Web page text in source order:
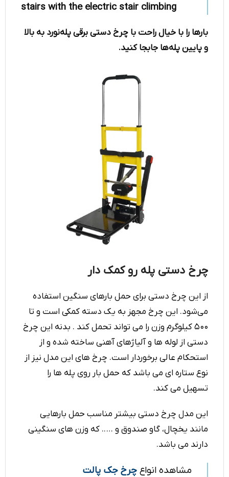
stairs with the electric stair climbing
بارها را با خیال راحت با چرخ دستی برقی پله‌نورد به بالا
و پایین پله‌ها جابجا کنید.
چرخ دستی پله رو کمک دار
از این چرخ دستی برای حمل بارهای سنگین استفاده
می‌شود. این چرخ مجهز به یک دسته کمکی است و تا
۵۰۰ کیلوگرم وزن را می تواند تحمل کند . بدنه این چرخ
دستی از لوله ها و آلیاژهای آهنی ساخته شده و از
استحکام عالی برخوردار است. چرخ های این مدل نیز از
نوع ستاره ای می باشد که حمل بار روی پله ها را
تسهیل می کند.
این مدل چرخ دستی بیشتر مناسب حمل بارهایی
مانند یخچال، گاو صندوق و ….. که وزن های سنگینی
دارند می باشد.
مشاهده انواع چرخ جک پالت